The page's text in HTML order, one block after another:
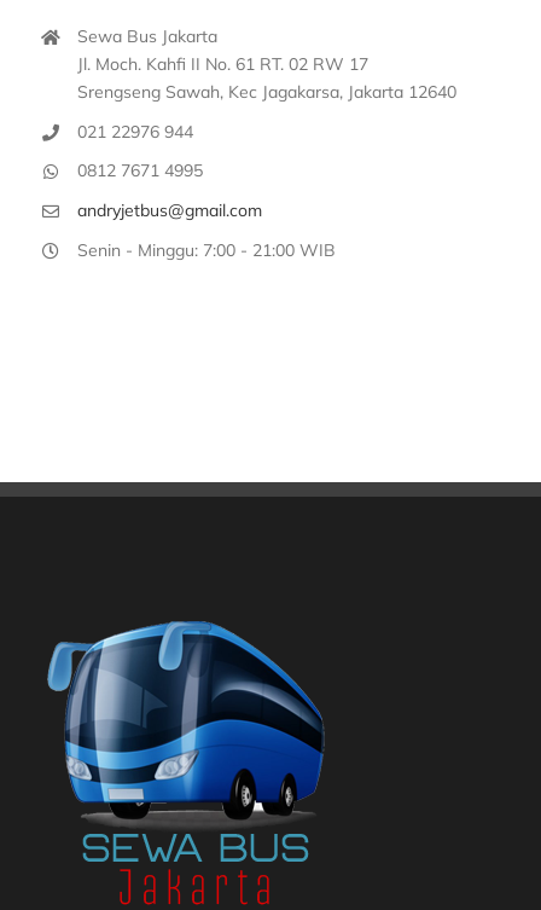
Sewa Bus Jakarta
Jl. Moch. Kahfi II No. 61 RT. 02 RW 17
Srengseng Sawah, Kec Jagakarsa, Jakarta 12640
021 22976 944
0812 7671 4995
andryjetbus@gmail.com
Senin - Minggu: 7:00 - 21:00 WIB